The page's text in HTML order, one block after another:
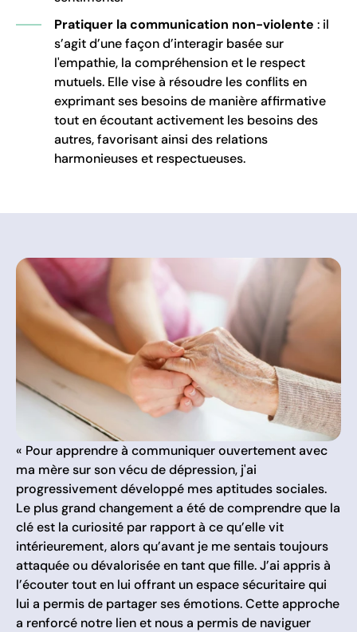
Pratiquer la communication non-violente : il
s’agit d’une façon d’interagir basée sur
l'empathie, la compréhension et le respect
mutuels. Elle vise à résoudre les conflits en
exprimant ses besoins de manière affirmative
tout en écoutant activement les besoins des
autres, favorisant ainsi des relations
harmonieuses et respectueuses.
« Pour apprendre à communiquer ouvertement avec
ma mère sur son vécu de dépression, j'ai
progressivement développé mes aptitudes sociales.
Le plus grand changement a été de comprendre que la
clé est la curiosité par rapport à ce qu’elle vit
intérieurement, alors qu’avant je me sentais toujours
attaquée ou dévalorisée en tant que fille. J’ai appris à
l’écouter tout en lui offrant un espace sécuritaire qui
lui a permis de partager ses émotions. Cette approche
a renforcé notre lien et nous a permis de naviguer